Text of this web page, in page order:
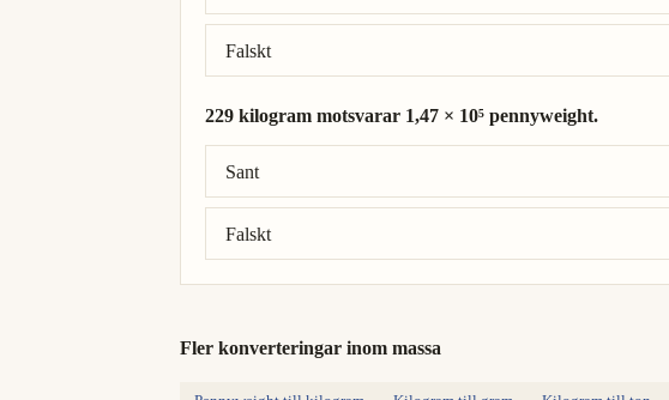
Falskt
229 kilogram motsvarar 1,47 × 10⁵ pennyweight.
Sant
Falskt
Rätt svar: 229 kilogram = 1,47 × 10⁵ pennyweight.
Fler konverteringar inom massa